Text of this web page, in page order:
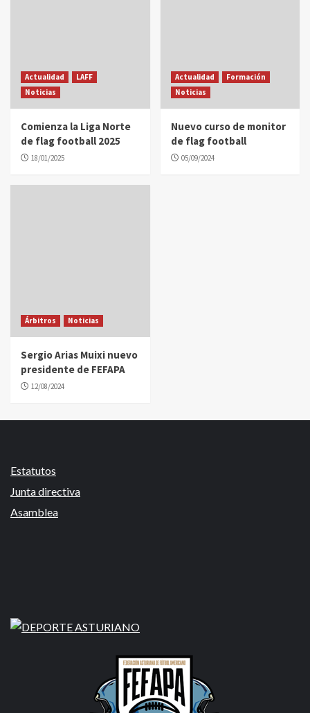
Actualidad
LAFF
Noticias
Comienza la Liga Norte
de flag football 2025
18/01/2025
Actualidad
Formación
Noticias
Nuevo curso de monitor
de flag football
05/09/2024
Árbitros Noticias
Sergio Arias Muixi nuevo
presidente de FEFAPA
12/08/2024
Estatutos
Junta directiva
Asamblea